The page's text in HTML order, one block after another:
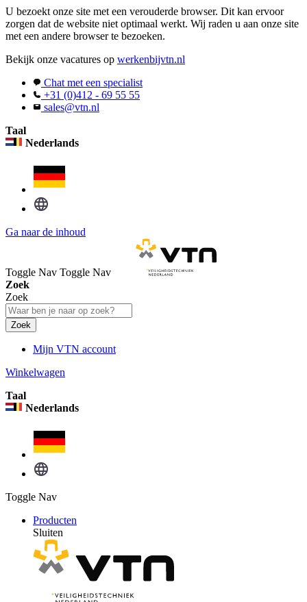
U bezoekt onze site met een verouderde browser. Dit kan ervoor
zorgen dat de website niet optimaal werkt. Wij raden u aan onze site
met een andere browser te bezoeken.
Bekijk onze vacatures op werkenbijvtn.nl
Chat met een specialist
+31 (0)412 - 69 55 55
sales@vtn.nl
Taal
Nederlands
Ga naar de inhoud
Toggle Nav Toggle Nav
Zoek
Zoek
Zoek
Mijn VTN account
Winkelwagen
Taal
Nederlands
Toggle Nav
Producten
Sluiten